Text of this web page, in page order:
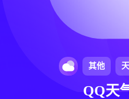
其他
QQ天